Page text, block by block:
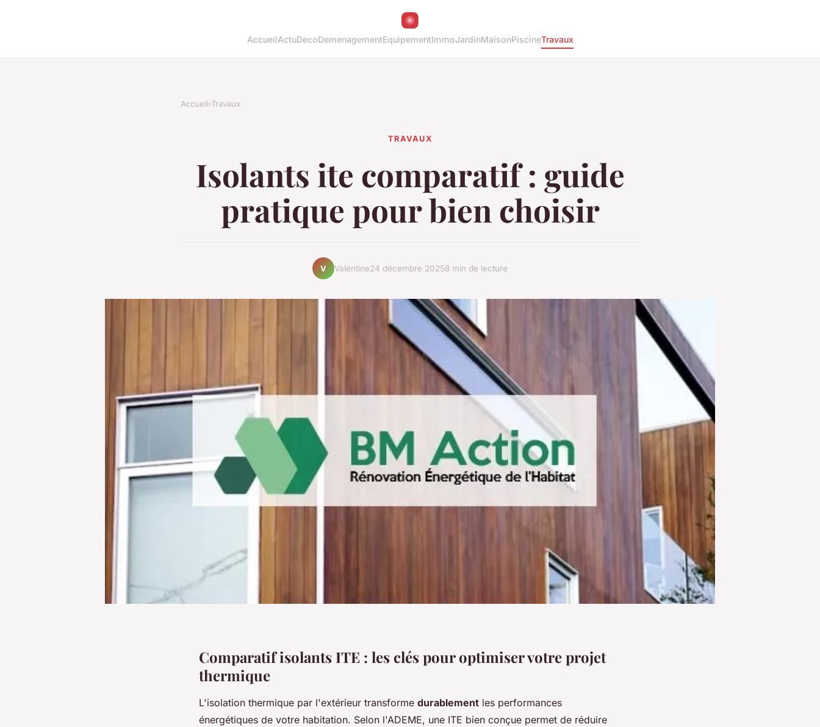
AccueilActuDecoDemenagementEquipementImmoJardinMaisonPiscineTravaux
Accueil›Travaux
TRAVAUX
Isolants ite comparatif : guide
pratique pour bien choisir
V Valentine24 décembre 20258 min de lecture
Comparatif isolants ITE : les clés pour optimiser votre projet
thermique
L'isolation thermique par l'extérieur transforme durablement les performances
énergétiques de votre habitation. Selon l'ADEME, une ITE bien conçue permet de réduire